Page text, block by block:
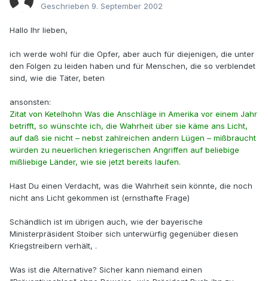
Geschrieben 9. September 2002
Hallo Ihr lieben,
ich werde wohl für die Opfer, aber auch für diejenigen, die unter
den Folgen zu leiden haben und für Menschen, die so verblendet
sind, wie die Täter, beten
ansonsten:
Zitat von Ketelhohn Was die Anschläge in Amerika vor einem Jahr
betrifft, so wünschte ich, die Wahrheit über sie käme ans Licht,
auf daß sie nicht – nebst zahlreichen andern Lügen – mißbraucht
würden zu neuerlichen kriegerischen Angriffen auf beliebige
mißliebige Länder, wie sie jetzt bereits laufen.
Hast Du einen Verdacht, was die Wahrheit sein könnte, die noch
nicht ans Licht gekommen ist (ernsthafte Frage)
Schändlich ist im übrigen auch, wie der bayerische
Ministerpräsident Stoiber sich unterwürfig gegenüber diesen
Kriegstreibern verhält, .
Was ist die Alternative? Sicher kann niemand einen